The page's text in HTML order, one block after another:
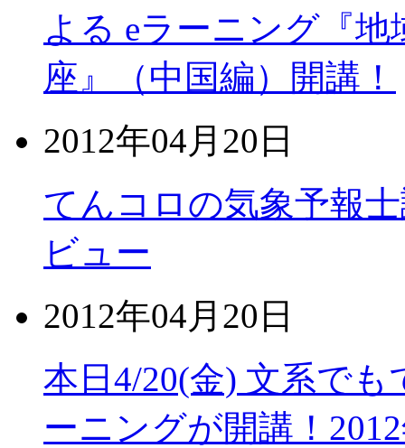
よる eラーニング『
座』（中国編）開講！
2012年04月20日
てんコロの気象予報
ビュー
2012年04月20日
本日4/20(金) 文系で
ーニングが開講！